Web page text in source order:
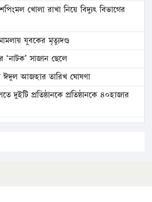
খোলা রাখা নিয়ে বিদ্যুৎ বিভাগের
যুবকের মৃত্যুদণ্ড
‘নাটক’ সাজান ছেলে
আজহার তারিখ ঘোষণা
দুইটি প্রতিষ্ঠানকে প্রতিষ্ঠানকে ৪০হাজার
বাড়ল
কৃতি…